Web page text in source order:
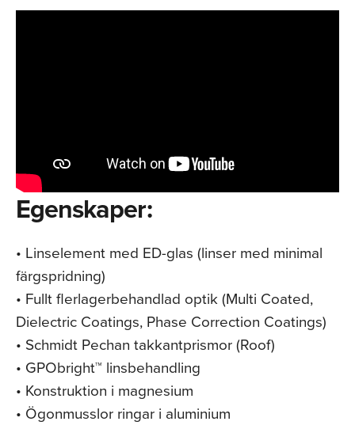
Egenskaper:
• Linselement med ED-glas (linser med minimal
färgspridning)
• Fullt flerlagerbehandlad optik (Multi Coated,
Dielectric Coatings, Phase Correction Coatings)
• Schmidt Pechan takkantprismor (Roof)
• GPObright™ linsbehandling
• Konstruktion i magnesium
• Ögonmusslor ringar i aluminium